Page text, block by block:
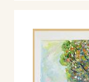
2007 -
fotografi,
Emilia, mese